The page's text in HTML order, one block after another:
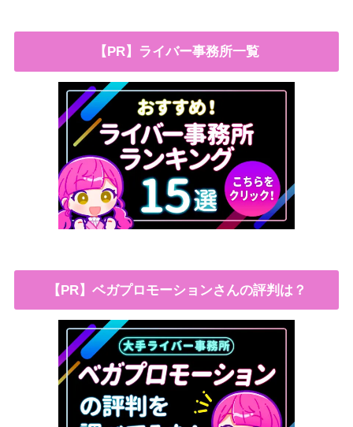
【PR】ライバー事務所一覧
【PR】ベガプロモーションさんの評判は？